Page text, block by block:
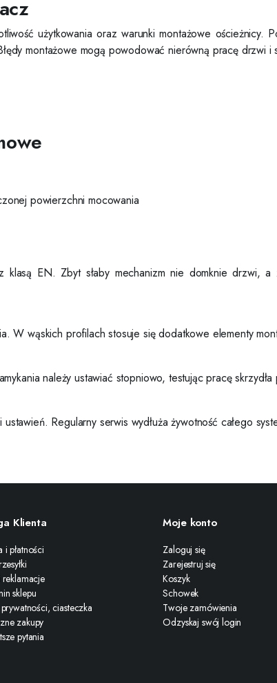
użytkowania oraz warunki montażowe
montażowe mogą powodować nierówną pracę drzwi i
powierzchni mocowania
EN. Zbyt słaby mechanizm nie domknie drzwi,
W wąskich profilach stosuje się dodatkowe elementy
należy ustawiać stopniowo, testując pracę skrzydła
Regularny serwis wydłuża żywotność całego
Klienta
i płatności
sklepu
ciasteczka
zakupy
pytania
Moje konto
Zaloguj się
Zarejestruj się
Koszyk
Schowek
Twoje zamówienia
Odzyskaj swój login